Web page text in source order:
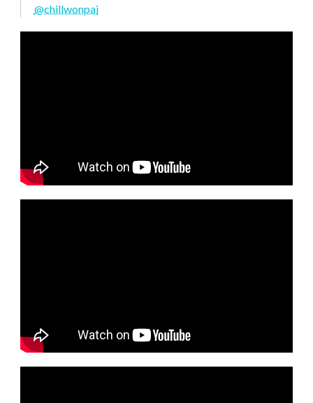
@chillwonpai